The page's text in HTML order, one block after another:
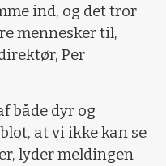
ind, og det tror
mennesker til,
Per
både dyr og
at vi ikke kan se
lyder meldingen